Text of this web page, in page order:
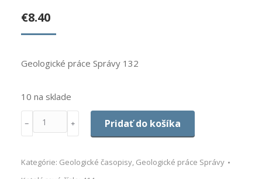
€8.40
Geologické práce Správy 132
10 na sklade
Množstvo
﹣ ﹢ Pridať do košíka
Kategórie: Geologické časopisy, Geologické práce Správy